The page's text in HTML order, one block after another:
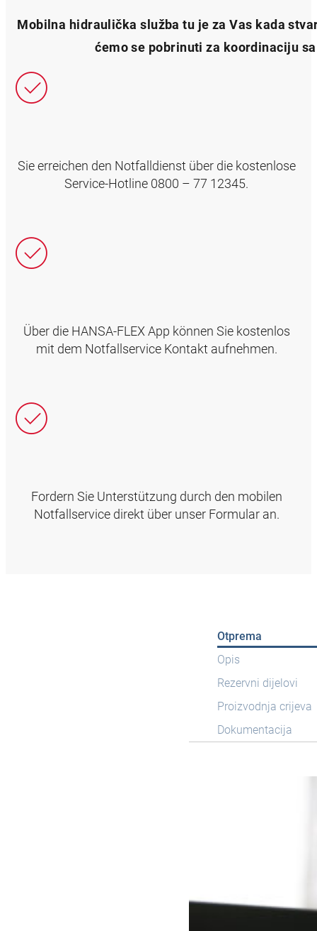
Mobilna hidraulička služba tu je za Vas kada
ćemo se pobrinuti za koordinaciju
Sie erreichen den Notfalldienst über die kostenlose
Service-Hotline 0800 – 77 12345.
Über die HANSA‑FLEX App können Sie kostenlos
mit dem Notfallservice Kontakt aufnehmen.
Fordern Sie Unterstützung durch den mobilen
Notfallservice direkt über unser Formular an.
Otprema
Opis
Rezervni dijelovi
Proizvodnja crijeva
Dokumentacija